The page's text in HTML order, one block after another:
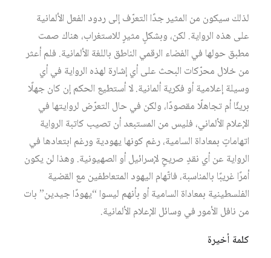
لذلك سيكون من المثير جدًا التعرّف إلى ردود الفعل الألمانية
على هذه الرواية. لكن، وبشكلٍ مثيرٍ للاستغراب، هناك صمت
مطبق حولها في الفضاء الرقمي الناطق باللغة الألمانية. فلم أعثر
من خلال محرّكات البحث على أي إشارة لهذه الرواية في أي
وسيلة إعلامية أو فكرية ألمانية. لا أستطيع الحكم إن كان جهلًا
بريئًا أم تجاهلًا مقصودًا، ولكن في حال التعرّض لروايتها في
الإعلام الألماني، فليس من المستبعد أن تصيب كاتبة الرواية
اتهاماتٍ بمعاداة السامية، رغم كونها يهودية ورغم ابتعادها في
الرواية عن أي نقدٍ صريحٍ لإسرائيل أو الصهيونية. وهذا لن يكون
أمرًا غريبًا بالمناسبة، فاتّهام اليهود المتعاطفين مع القضية
الفلسطينية بمعاداة السامية أو بأنهم ليسوا “يهودًا جيدين” بات
من نافل الأمور في وسائل الإعلام الألمانية.
كلمة أخيرة